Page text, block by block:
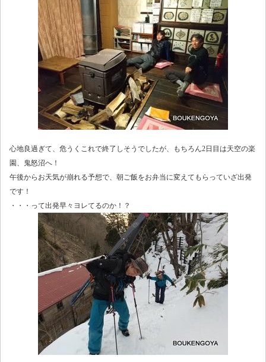
心地良過ぎて、危うくこれで終了しそうでしたが、もちろん2日目は天空の楽
園、鬼怒沼へ！
午後からお天気が崩れる予想で、朝ご飯をお弁当に変えてもらっていざ出発
です！
・・・って出発早々ヨレてるのか！？